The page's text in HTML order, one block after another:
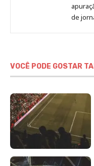
de
VOCÊ PODE GOSTAR